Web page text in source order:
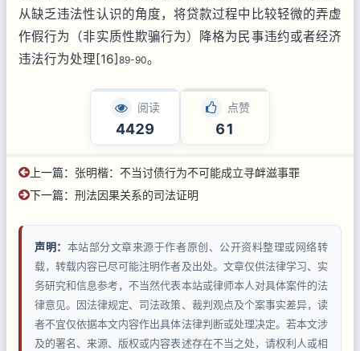
从缺乏违法性认识的角度，将贷款过程中比较轻微的弄虚
作假行为（非实质性欺骗行为）降格为民事违约或者经济
违法行为处理[16]89-90。
阅读
4429
点赞
61
上一篇： 张明楷：不当讨债行为不可能成立寻衅滋事罪
下一篇： 刑法因果关系的司法证明
声明： 本站部分文章来源于作者原创、公开资料整理或网络转
载，转载内容已尽可能注明作者及出处。文章仅供法律学习、实
务研究和信息参考，不当然代表本站或律师本人对具体案件的法
律意见。因法律规定、司法政策、裁判观点及个案事实差异，读
者不宜仅依据本文内容作出具体法律判断或处理决定。若本文涉
及的署名、来源、版权或内容表述存在不当之处，请权利人或相